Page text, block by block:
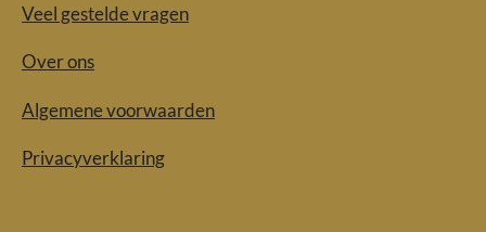
Veel gestelde vragen
Over ons
Algemene voorwaarden
Privacyverklaring